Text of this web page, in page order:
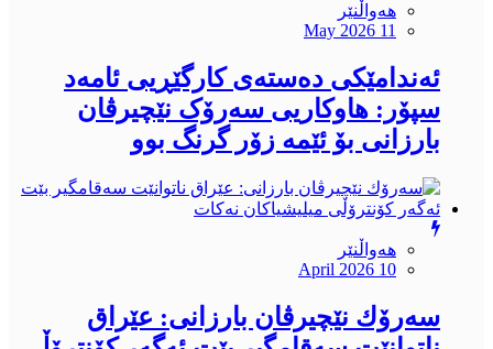
هەواڵنێر
May 2026 11
ئەندامێكی دەستەی کارگێڕیی ئامەد
سپۆر: هاوکاریی سەرۆک نێچیرڤان
بارزانی بۆ ئێمە زۆر گرنگ بوو
هەواڵنێر
April 2026 10
سەرۆك نێچیرڤان بارزانی: عێراق